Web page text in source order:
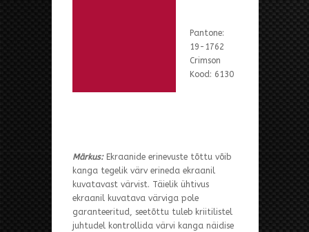
Pantone:
19-1762
Crimson
Kood: 6130
Märkus:Ekraanide erinevuste tõttu võib
kanga tegelik värv erineda ekraanil
kuvatavast värvist. Täielik ühtivus
ekraanil kuvatava värviga pole
garanteeritud, seetõttu tuleb kriitilistel
juhtudel kontrollida värvi kanga näidise